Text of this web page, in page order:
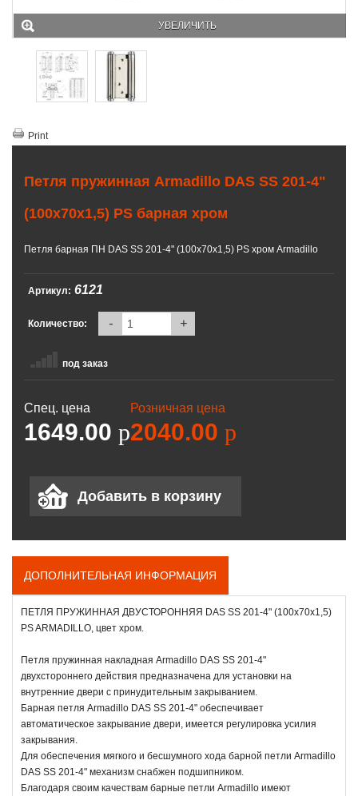
УВЕЛИЧИТЬ
Print
Петля пружинная Armadillo DAS SS 201-4"
(100х70х1,5) PS барная хром
Петля барная ПН DAS SS 201-4" (100х70х1,5) PS хром Armadillo
Артикул: 6121
Количество: - +
под заказ
Спец. цена
1649.00 p
Розничная цена
2040.00 p
ДОПОЛНИТЕЛЬНАЯ ИНФОРМАЦИЯ
ПЕТЛЯ ПРУЖИННАЯ ДВУСТОРОННЯЯ DAS SS 201-4" (100х70х1,5)
PS ARMADILLO, цвет хром.
Петля пружинная накладная Armadillo DAS SS 201-4"
двухстороннего действия предназначена для установки на
внутренние двери с принудительным закрыванием.
Барная петля Armadillo DAS SS 201-4" обеспечивает
автоматическое закрывание двери, имеется регулировка усилия
закрывания.
Для обеспечения мягкого и бесшумного хода барной петли Armadillo
DAS SS 201-4" механизм снабжен подшипником.
Благодаря своим качествам барные петли Armadillo имеют